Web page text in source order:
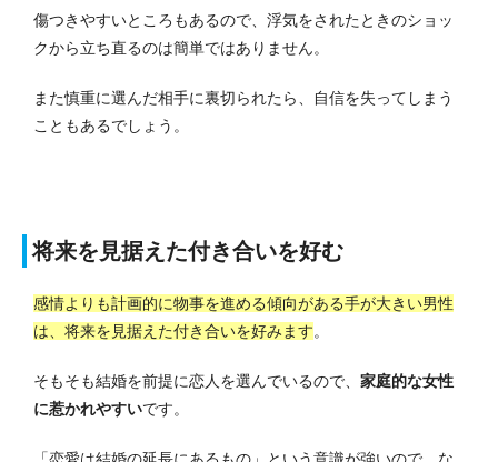
傷つきやすいところもあるので、浮気をされたときのショッ
クから立ち直るのは簡単ではありません。
また慎重に選んだ相手に裏切られたら、自信を失ってしまう
こともあるでしょう。
将来を見据えた付き合いを好む
感情よりも計画的に物事を進める傾向がある手が大きい男性
は、将来を見据えた付き合いを好みます。
そもそも結婚を前提に恋人を選んでいるので、 家庭的な女性
に惹かれやすいです。
「恋愛は結婚の延長にあるもの」という意識が強いので、な